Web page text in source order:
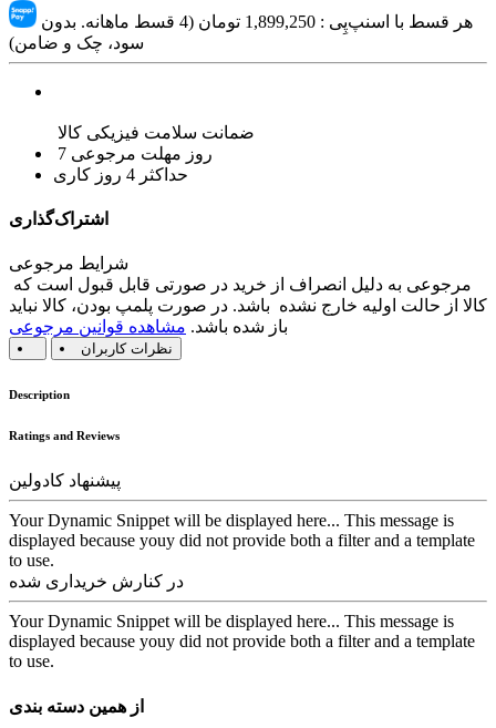
هر قسط با اسنپ‌پِی : 1,899,250
تومان (4 قسط ماهانه. بدون
سود، چک و ضامن)
ضمانت سلامت فیزیکی کالا
7 روز مهلت مرجوعی
حداکثر 4 روز کاری
اشتراک‌گذاری
شرایط مرجوعی
کالا از حالت اولیه خارج نشده باشد. در صورت پلمپ بودن، کالا نباید
باز شده باشد. مشاهده قوانین مرجوعی
نظرات کاربران
Description
Ratings and Reviews
پیشنهاد کادولین
Your Dynamic Snippet will be displayed here... This message is
displayed because youy did not provide both a filter and a template
to use.
در کنارش خریداری شده
Your Dynamic Snippet will be displayed here... This message is
displayed because youy did not provide both a filter and a template
to use.
از همین دسته بندی